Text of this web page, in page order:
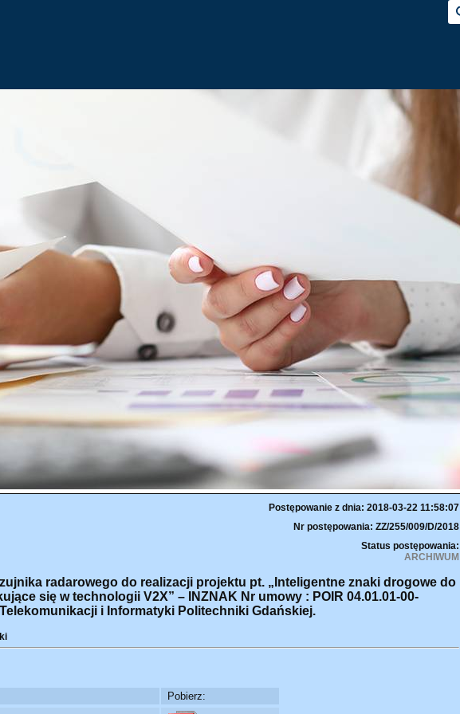
Postępowanie z dnia: 2018-03-22 11:58:07
Nr postępowania: ZZ/255/009/D/2018
Status postępowania:
ARCHIWUM
radarowego do realizacji projektu pt. „Inteligentne znaki drogowe do
się w technologii V2X” – INZNAK Nr umowy : POIR 04.01.01-00-
i Informatyki Politechniki Gdańskiej.
Pobierz: